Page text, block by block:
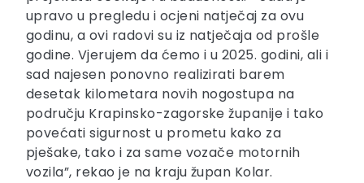
upravo u pregledu i ocjeni natječaj za ovu
godinu, a ovi radovi su iz natječaja od prošle
godine. Vjerujem da ćemo i u 2025. godini, ali i
sad najesen ponovno realizirati barem
desetak kilometara novih nogostupa na
području Krapinsko-zagorske županije i tako
povećati sigurnost u prometu kako za
pješake, tako i za same vozače motornih
vozila”, rekao je na kraju župan Kolar.